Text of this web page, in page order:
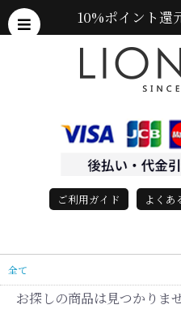
10%ポイント還
ご利用ガイド よくあ
全て
お探しの商品は見つかりま